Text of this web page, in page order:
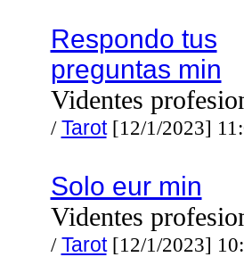
Respondo tus
preguntas min
Videntes
/Tarot[12/1/2023]
Solo eur min
Videntes
/Tarot[12/1/2023]